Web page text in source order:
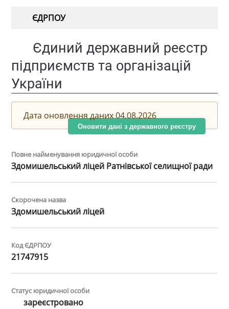
ЄДРПОУ
Єдиний державний реєстр
підприємств та організацій
України
Дата оновлення даних 04.08.2026
Оновити дані з державного реєстру
Повне найменування юридичної особи
Здомишельський ліцей Ратнівської селищної ради
Скорочена назва
Здомишельський ліцей
Код ЄДРПОУ
21747915
Статус юридичної особи
зареєстровано